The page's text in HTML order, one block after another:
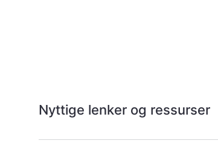
Nyttige lenker og ressurser